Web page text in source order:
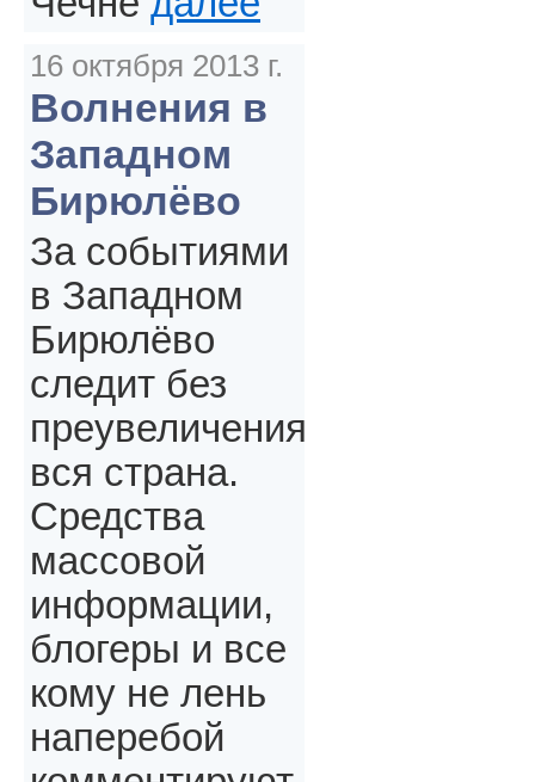
16 октября 2013 г.
Волнения в
Западном
Бирюлёво
За событиями
в Западном
Бирюлёво
следит без
преувеличения
вся страна.
Средства
массовой
информации,
блогеры и все
кому не лень
наперебой